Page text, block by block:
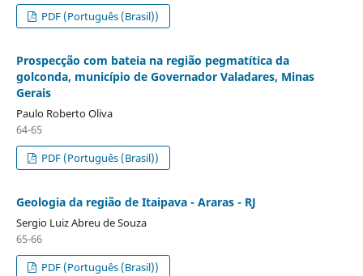
PDF (Português (Brasil))
Prospecção com bateia na região pegmatítica da
golconda, município de Governador Valadares, Minas
Gerais
Paulo Roberto Oliva
64-65
PDF (Português (Brasil))
Geologia da região de Itaipava - Araras - RJ
Sergio Luiz Abreu de Souza
65-66
PDF (Português (Brasil))